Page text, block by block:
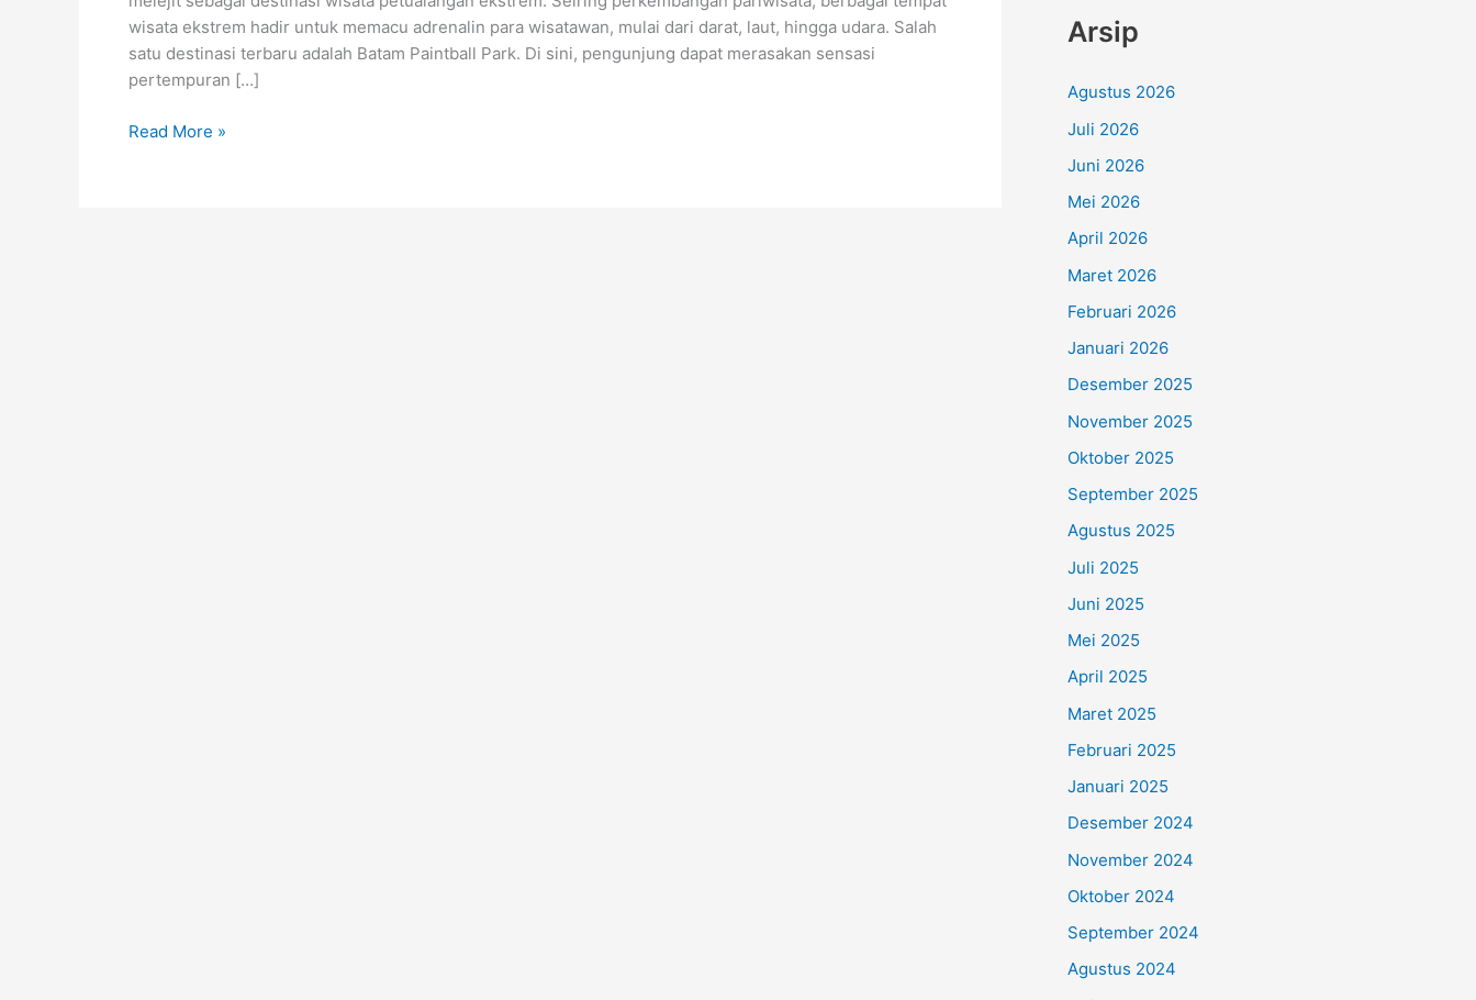
wisata ekstrem hadir untuk memacu adrenalin para wisatawan, mulai dari darat, laut, hingga udara. Salah
satu destinasi terbaru adalah Batam Paintball Park. Di sini, pengunjung dapat merasakan sensasi
pertempuran […]
Read More »
Arsip
Agustus 2026
Juli 2026
Juni 2026
Mei 2026
April 2026
Maret 2026
Februari 2026
Januari 2026
Desember 2025
November 2025
Oktober 2025
September 2025
Agustus 2025
Juli 2025
Juni 2025
Mei 2025
April 2025
Maret 2025
Februari 2025
Januari 2025
Desember 2024
November 2024
Oktober 2024
September 2024
Agustus 2024